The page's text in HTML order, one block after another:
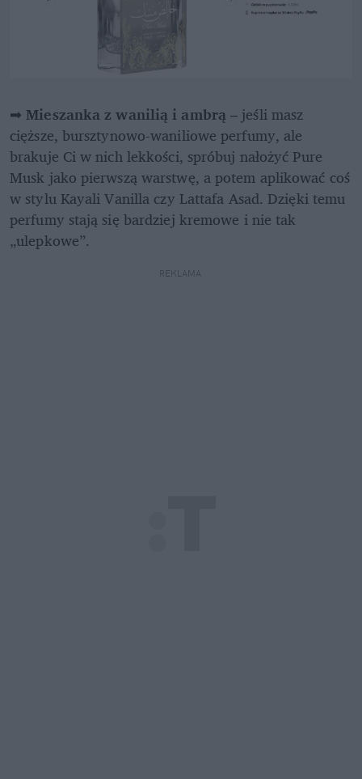
➡ Mieszanka z wanilią i ambrą – jeśli masz
cięższe, bursztynowo-waniliowe perfumy, ale
brakuje Ci w nich lekkości, spróbuj nałożyć Pure
Musk jako pierwszą warstwę, a potem aplikować coś
w stylu Kayali Vanilla czy Lattafa Asad. Dzięki temu
perfumy stają się bardziej kremowe i nie tak
„ulepkowe”.
REKLAMA